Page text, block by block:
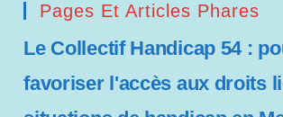
Pages Et Articles Phares
Le Collectif Handicap 54 :
favoriser l'accès aux droits